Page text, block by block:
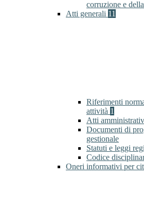
corruzione e
Atti generali 11
Riferimenti
attività 1
Atti
Documenti di
gestionale
Statuti e leggi
Codice
Oneri informativi per